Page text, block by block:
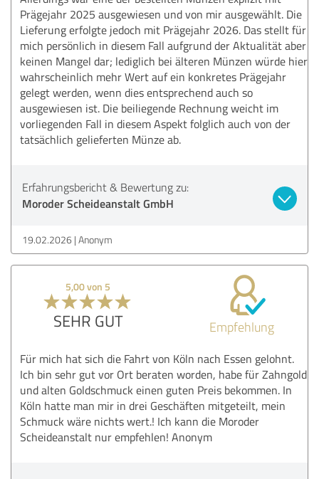
Prägejahr 2025 ausgewiesen und von mir ausgewählt. Die
Lieferung erfolgte jedoch mit Prägejahr 2026. Das stellt für
mich persönlich in diesem Fall aufgrund der Aktualität aber
keinen Mangel dar; lediglich bei älteren Münzen würde hier
wahrscheinlich mehr Wert auf ein konkretes Prägejahr
gelegt werden, wenn dies entsprechend auch so
ausgewiesen ist. Die beiliegende Rechnung weicht im
vorliegenden Fall in diesem Aspekt folglich auch von der
tatsächlich gelieferten Münze ab.
Erfahrungsbericht & Bewertung zu:
Moroder Scheideanstalt GmbH
19.02.2026 Anonym
5,00 von 5
SEHR GUT Empfehlung
Für mich hat sich die Fahrt von Köln nach Essen gelohnt.
Ich bin sehr gut vor Ort beraten worden, habe für Zahngold
und alten Goldschmuck einen guten Preis bekommen. In
Köln hatte man mir in drei Geschäften mitgeteilt, mein
Schmuck wäre nichts wert.! Ich kann die Moroder
Scheideanstalt nur empfehlen! Anonym